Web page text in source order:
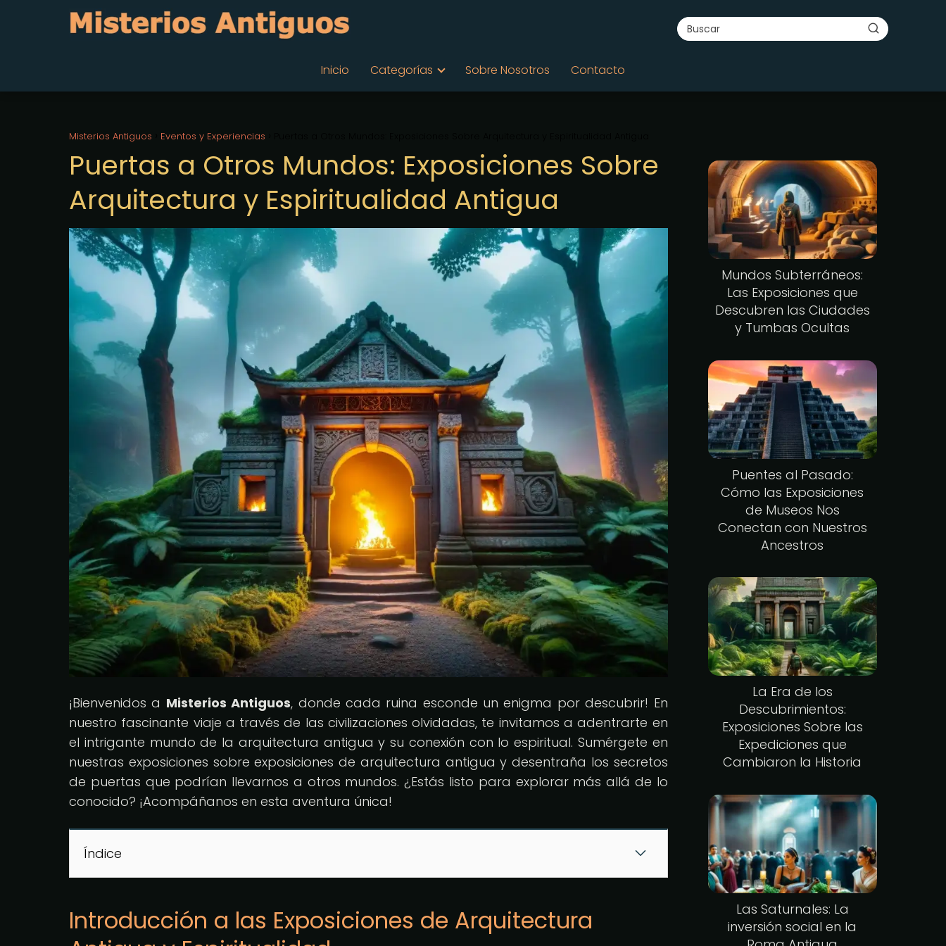
Inicio Categorías Sobre Nosotros Contacto
Misterios Antiguos Eventos y Experiencias
Puertas a Otros Mundos: Exposiciones Sobre
Arquitectura y Espiritualidad Antigua
¡Bienvenidos a Misterios Antiguos, donde cada ruina esconde un enigma por descubrir! En
nuestro fascinante viaje a través de las civilizaciones olvidadas, te invitamos a adentrarte en
el intrigante mundo de la arquitectura antigua y su conexión con lo espiritual. Sumérgete en
nuestras exposiciones sobre exposiciones de arquitectura antigua y desentraña los secretos
de puertas que podrían llevarnos a otros mundos. ¿Estás listo para explorar más allá de lo
conocido? ¡Acompáñanos en esta aventura única!
Índice
Introducción a las Exposiciones de Arquitectura
Mundos Subterráneos:
Las Exposiciones que
Descubren las Ciudades
y Tumbas Ocultas
Puentes al Pasado:
Cómo las Exposiciones
de Museos Nos
Conectan con Nuestros
Ancestros
La Era de los
Descubrimientos:
Exposiciones Sobre las
Expediciones que
Cambiaron la Historia
Las Saturnales: La
inversión social en la